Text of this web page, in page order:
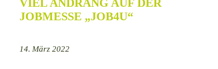
VIEL ANDRANG AUF DER
JOBMESSE „JOB4U“
14. März 2022